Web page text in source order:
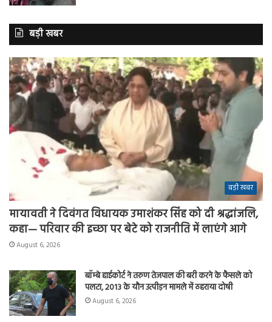
बड़ी खबर
बड़ी खबर
मायावती ने दिवंगत विधायक उमाशंकर सिंह को दी श्रद्धांजलि,
कहा— परिवार की इच्छा पर बेटे को राजनीति में लाएंगे आगे
August 6, 2026
बॉम्बे हाईकोर्ट ने तरुण तेजपाल की बरी करने के फैसले को
पलटा, 2013 के यौन उत्पीड़न मामले में ठहराया दोषी
August 6, 2026